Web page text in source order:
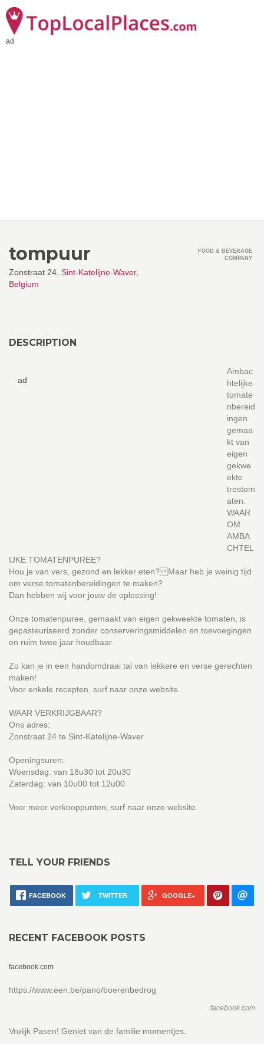
ad
tompuur
Zonstraat 24, Sint-Katelijne-Waver,
Belgium
FOOD & BEVERAGE
COMPANY
DESCRIPTION
ad
Ambac
htelijke
tomate
nbereid
ingen
gemaa
kt van
eigen
gekwe
ekte
trostom
aten.
WAAR
OM
AMBA
CHTEL
IJKE TOMATENPUREE?
Hou je van vers, gezond en lekker eten? Maar heb je weinig tijd
om verse tomatenbereidingen te maken?
Dan hebben wij voor jouw de oplossing!
Onze tomatenpuree, gemaakt van eigen gekweekte tomaten, is
gepasteuriseerd zonder conserveringsmiddelen en toevoegingen
en ruim twee jaar houdbaar.
Zo kan je in een handomdraai tal van lekkere en verse gerechten
maken!
Voor enkele recepten, surf naar onze website.
WAAR VERKRIJGBAAR?
Ons adres:
Zonstraat 24 te Sint-Katelijne-Waver
Openingsuren:
Woensdag: van 18u30 tot 20u30
Zaterdag: van 10u00 tot 12u00
Voor meer verkooppunten, surf naar onze website.
TELL YOUR FRIENDS
FACEBOOK TWITTER GOOGLE+
RECENT FACEBOOK POSTS
facebook.com
https://www.een.be/pano/boerenbedrog
facebook.com
Vrolijk Pasen! Geniet van de familie momentjes.